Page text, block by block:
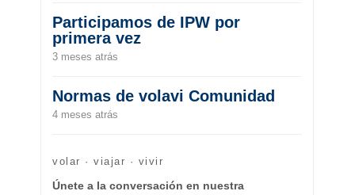
Participamos de IPW por
primera vez
3 meses atrás
Normas de volavi Comunidad
4 meses atrás
volar · viajar · vivir
Únete a la conversación en nuestra